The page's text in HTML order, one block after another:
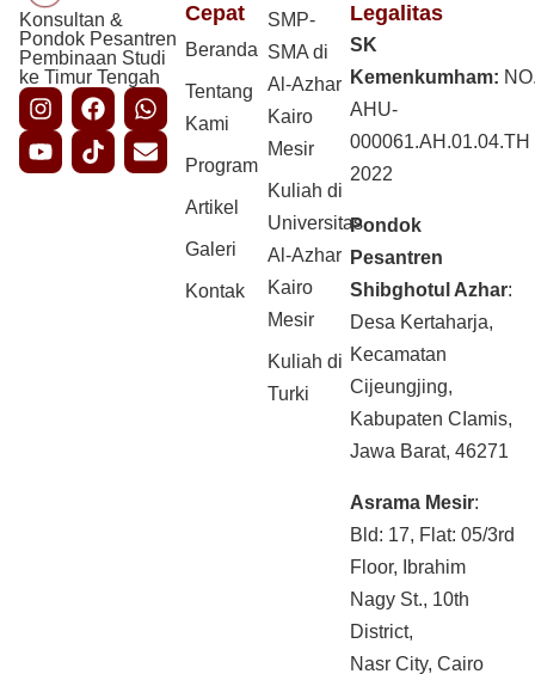
Konsultan &
Pondok Pesantren
Pembinaan Studi
ke Timur Tengah
Cepat
Beranda
Tentang
Kami
Program
Artikel
Galeri
Kontak
SMP-
SMA di
Al-Azhar
Kairo
Mesir
Kuliah di
Universitas
Al-Azhar
Kairo
Mesir
Kuliah di
Turki
Legalitas
SK
Kemenkumham:
AHU-
000061.AH.01.04.TH
2022
Pondok
Pesantren
Shibghotul Azhar:
Desa Kertaharja,
Kecamatan
Cijeungjing,
Kabupaten CIamis,
Jawa Barat, 46271
Asrama Mesir:
Bld: 17, Flat: 05/3rd
Floor, Ibrahim
Nagy St., 10th
District,
Nasr City, Cairo